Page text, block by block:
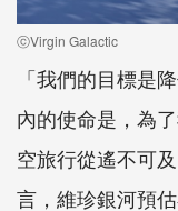
ⓒVirgin Galactic
「我們的目標是
內的使命是，為
空旅行從遙不可
言，維珍銀河預